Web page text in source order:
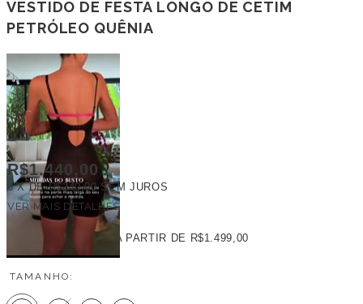
VESTIDO DE FESTA LONGO DE CETIM
PETRÓLEO QUÊNIA
R$1.440,00
6 X DER$240,00 SEM JUROS
VER MAIS DETALHES
A PARTIR DE R$1.499,00
TAMANHO: